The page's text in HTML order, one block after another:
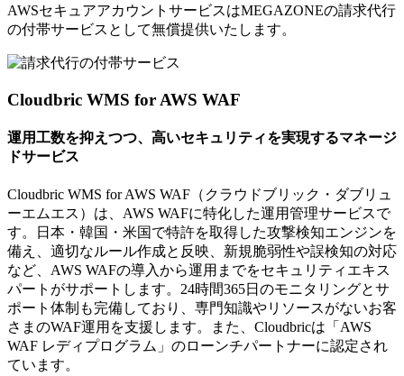
AWSセキュアアカウントサービスはMEGAZONEの請求代行
の付帯サービスとして無償提供いたします。
Cloudbric WMS for AWS WAF
運用工数を抑えつつ、高いセキュリティを実現するマネージ
ドサービス
Cloudbric WMS for AWS WAF（クラウドブリック・ダブリュ
ーエムエス）は、AWS WAFに特化した運用管理サービスで
す。日本・韓国・米国で特許を取得した攻撃検知エンジンを
備え、適切なルール作成と反映、新規脆弱性や誤検知の対応
など、AWS WAFの導入から運用までをセキュリティエキス
パートがサポートします。24時間365日のモニタリングとサ
ポート体制も完備しており、専門知識やリソースがないお客
さまのWAF運用を支援します。また、Cloudbricは「AWS
WAF レディプログラム」のローンチパートナーに認定され
ています。